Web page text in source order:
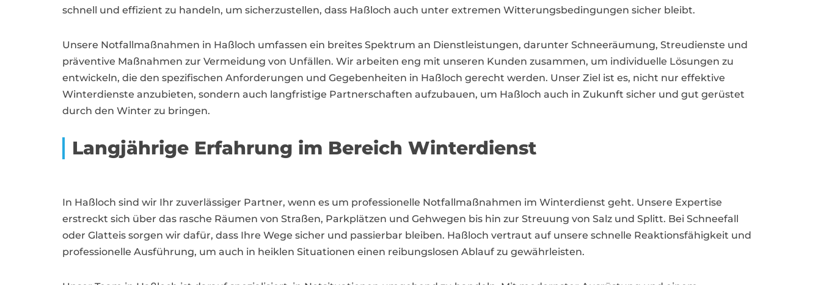
schnell und effizient zu handeln, um sicherzustellen, dass Haßloch auch unter extremen Witterungsbedingungen sicher bleibt.
Unsere Notfallmaßnahmen in Haßloch umfassen ein breites Spektrum an Dienstleistungen, darunter Schneeräumung, Streudienste und
präventive Maßnahmen zur Vermeidung von Unfällen. Wir arbeiten eng mit unseren Kunden zusammen, um individuelle Lösungen zu
entwickeln, die den spezifischen Anforderungen und Gegebenheiten in Haßloch gerecht werden. Unser Ziel ist es, nicht nur effektive
Winterdienste anzubieten, sondern auch langfristige Partnerschaften aufzubauen, um Haßloch auch in Zukunft sicher und gut gerüstet
durch den Winter zu bringen.
Langjährige Erfahrung im Bereich Winterdienst
In Haßloch sind wir Ihr zuverlässiger Partner, wenn es um professionelle Notfallmaßnahmen im Winterdienst geht. Unsere Expertise
erstreckt sich über das rasche Räumen von Straßen, Parkplätzen und Gehwegen bis hin zur Streuung von Salz und Splitt. Bei Schneefall
oder Glatteis sorgen wir dafür, dass Ihre Wege sicher und passierbar bleiben. Haßloch vertraut auf unsere schnelle Reaktionsfähigkeit und
professionelle Ausführung, um auch in heiklen Situationen einen reibungslosen Ablauf zu gewährleisten.